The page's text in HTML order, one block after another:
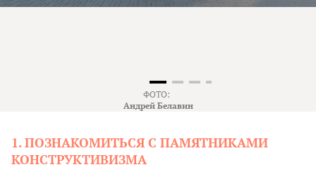
ФОТО:
Андрей Белавин
1. ПОЗНАКОМИТЬСЯ С ПАМЯТНИКАМИ
КОНСТРУКТИВИЗМА